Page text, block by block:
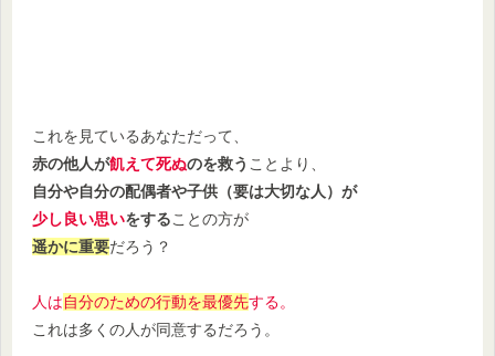
これを見ているあなただって、
赤の他人が飢えて死ぬのを救う ことより、
自分や自分の配偶者や子供（要は大切な人）が
少し良い思いをすることの方が
遥かに重要だろう？
人は自分のための行動を最優先する。
これは多くの人が同意するだろう。